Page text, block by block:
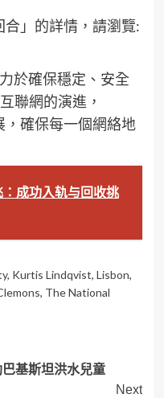
合」的詳情，請瀏覽:
於確保穩定、安全
聯網的演進，
，確保每一個網絡地
成功入轨与回收挑
, Kurtis Lindqvist, Lisbon,
, The National
基斯坦洪水兒童
Next